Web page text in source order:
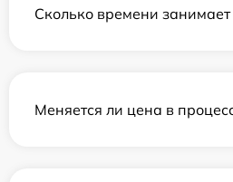
Сколько времени
Меняется ли цена в